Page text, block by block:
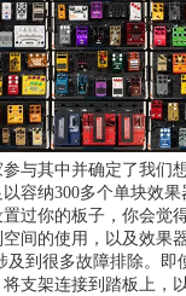
与其中并确定了我们
容纳300多个单块效果
过你的板子，你会觉
间的使用，以及效果
及到很多故障排除。 即
支架连接到踏板上，